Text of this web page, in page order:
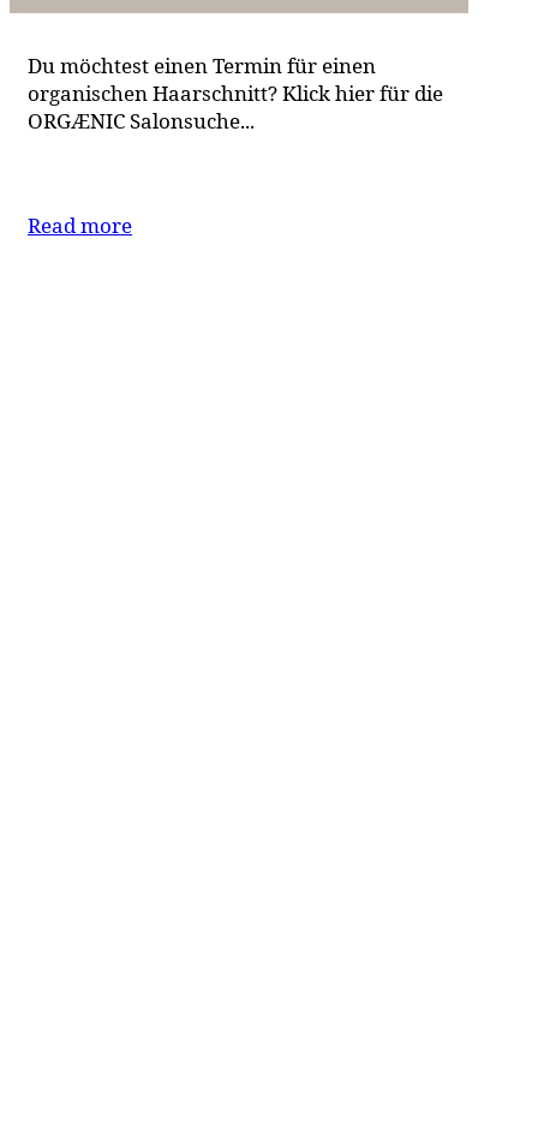
Du möchtest einen Termin für einen
organischen Haarschnitt? Klick hier für die
ORGÆNIC Salonsuche...
Read more